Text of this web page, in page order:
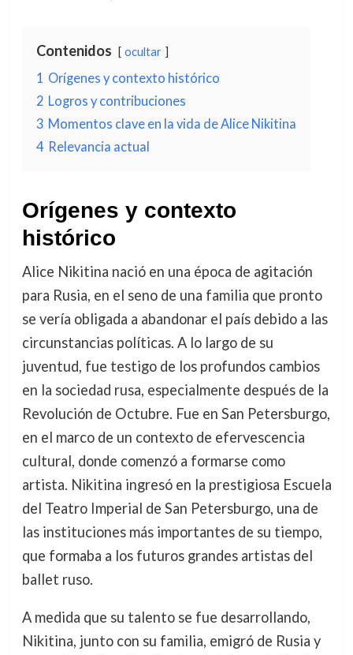
Contenidos ocultar
1 Orígenes y contexto histórico
2 Logros y contribuciones
3 Momentos clave en la vida de Alice Nikitina
4 Relevancia actual
Orígenes y contexto
histórico
Alice Nikitina nació en una época de agitación
para Rusia, en el seno de una familia que pronto
se vería obligada a abandonar el país debido a las
circunstancias políticas. A lo largo de su
juventud, fue testigo de los profundos cambios
en la sociedad rusa, especialmente después de la
Revolución de Octubre. Fue en San Petersburgo,
en el marco de un contexto de efervescencia
cultural, donde comenzó a formarse como
artista. Nikitina ingresó en la prestigiosa Escuela
del Teatro Imperial de San Petersburgo, una de
las instituciones más importantes de su tiempo,
que formaba a los futuros grandes artistas del
ballet ruso.
A medida que su talento se fue desarrollando,
Nikitina, junto con su familia, emigró de Rusia y